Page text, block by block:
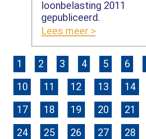
loonbelasting 2011
gepubliceerd.
Lees meer >
1 2 3 4 5 6
10
11 12 13 14
17
18 19 20 21
24
25 26 27 28